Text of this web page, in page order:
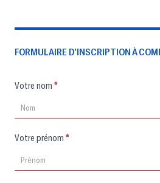
FORMULAIRE D’INSCRIPTION À
Formulaire
Votre nom *
Votre prénom *